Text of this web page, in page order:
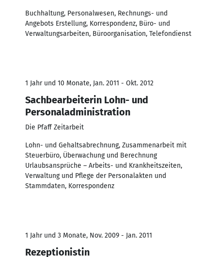
Buchhaltung, Personalwesen, Rechnungs- und
Angebots Erstellung, Korrespondenz, Büro- und
Verwaltungsarbeiten, Büroorganisation, Telefondienst
1 Jahr und 10 Monate, Jan. 2011 - Okt. 2012
Sachbearbeiterin Lohn- und
Personaladministration
Die Pfaff Zeitarbeit
Lohn- und Gehaltsabrechnung, Zusammenarbeit mit
Steuerbüro, Überwachung und Berechnung
Urlaubsansprüche – Arbeits- und Krankheitszeiten,
Verwaltung und Pflege der Personalakten und
Stammdaten, Korrespondenz
1 Jahr und 3 Monate, Nov. 2009 - Jan. 2011
Rezeptionistin